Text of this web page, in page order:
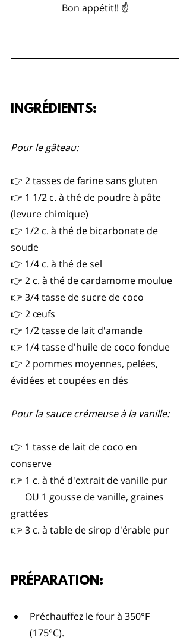
Bon appétit!! ☝️
INGRÉDIENTS:
Pour le gâteau:
👉 2 tasses de farine sans gluten
👉 1 1/2 c. à thé de poudre à pâte
(levure chimique)
👉 1/2 c. à thé de bicarbonate de
soude
👉 1/4 c. à thé de sel
👉 2 c. à thé de cardamome moulue
👉 3/4 tasse de sucre de coco
👉 2 œufs
👉 1/2 tasse de lait d'amande
👉 1/4 tasse d'huile de coco fondue
👉 2 pommes moyennes, pelées,
évidées et coupées en dés
Pour la sauce crémeuse à la vanille:
👉 1 tasse de lait de coco en
conserve
👉 1 c. à thé d'extrait de vanille pur
grattées
👉 3 c. à table de sirop d'érable pur
PRÉPARATION:
Préchauffez le four à 350°F
(175°C).